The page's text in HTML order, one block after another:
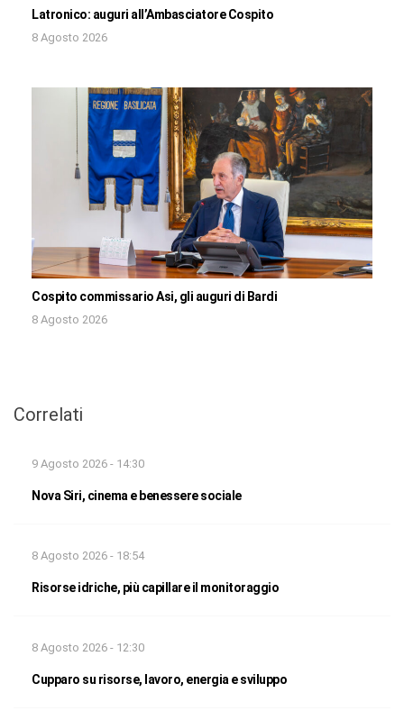
Latronico: auguri all’Ambasciatore Cospito
8 Agosto 2026
Cospito commissario Asi, gli auguri di Bardi
8 Agosto 2026
Correlati
9 Agosto 2026 - 14:30
Nova Siri, cinema e benessere sociale
8 Agosto 2026 - 18:54
Risorse idriche, più capillare il monitoraggio
8 Agosto 2026 - 12:30
Cupparo su risorse, lavoro, energia e sviluppo